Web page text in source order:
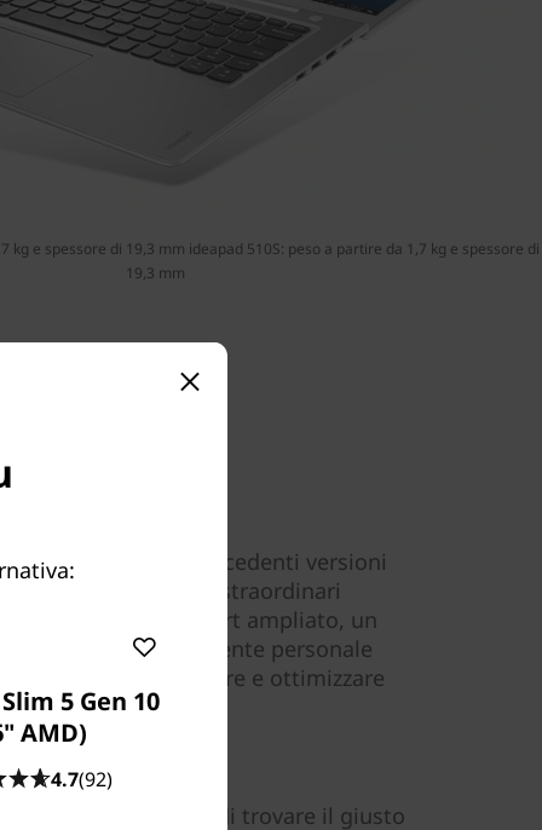
kg e spessore di 19,3 mm ideapad 510S: peso a partire da 1,7 kg e spessore di
19,3 mm
delle precedenti versioni
offre una serie di straordinari
rapidi, un menu Start ampliato, un
e Cortana, l'assistente personale
accelerare e ottimizzare
dispositivi.
dedicate
Lenovo consente di trovare il giusto
5 Gen 10
AMD)
4.7(92)